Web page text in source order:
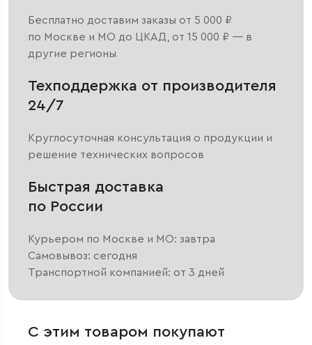
Бесплатно доставим заказы от 5 000 ₽
по Москве и МО до ЦКАД, от 15 000 ₽ — в
другие регионы
Техподдержка от производителя
24/7
Круглосуточная консультация о продукции и
решение технических вопросов
Быстрая доставка
по России
Курьером по Москве и МО: завтра
Самовывоз: сегодня
Транспортной компанией: от 3 дней
С этим товаром покупают